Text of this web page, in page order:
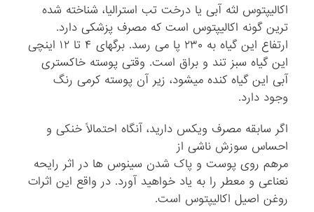
اکالیپتوس لثه آبی یا درخت تب استرالیا، شناخته شده
ترین گونه اکالیپتوس است که مصرف پزشکی دارد.
ارتفاع این گیاه به ۲۳۰ پا می رسد. برگهای ۴ تا ۱۲ اینچی
این گیاه سبز تند و براق است. وقتی پوسته خاکستری
آبی این گیاه کنده میشود، زیر آن پوسته کرمی رنگ
وجود دارد.
اگر سابقه مصرف ویکس دارید، آنگاه احتمالاً خنکی و
احساس سوزش ناشی از
مرهم روی پوست و پاک شدن سینوس ها در اثر رایحه
نعناعی و معطر را به یاد خواهید آورد. در واقع این اثرات
روغن اصیل اکالیپتوس است.